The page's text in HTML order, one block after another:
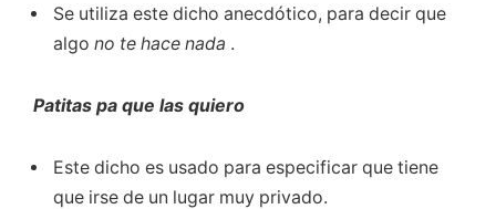
Se utiliza este dicho anecdótico, para decir que
algo no te hace nada .
Patitas pa que las quiero
Este dicho es usado para especificar que tiene
que irse de un lugar muy privado.